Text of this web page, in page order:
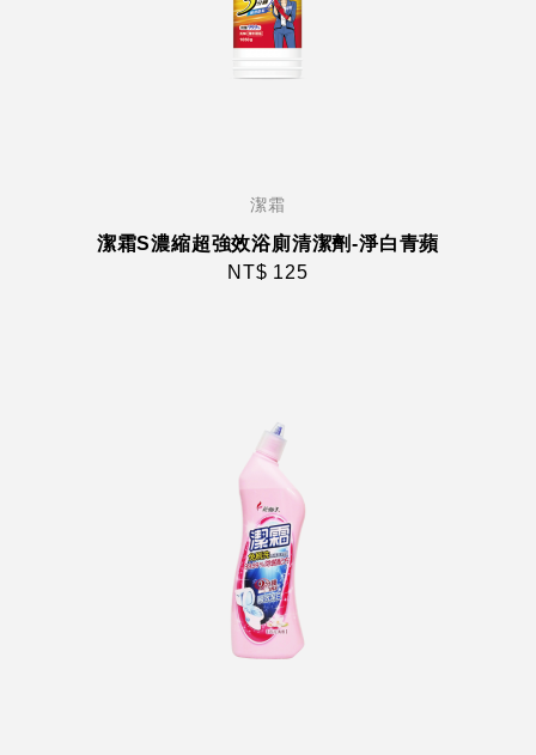
潔霜
潔霜S濃縮超強效浴廁清潔劑-淨白青蘋
NT$ 125